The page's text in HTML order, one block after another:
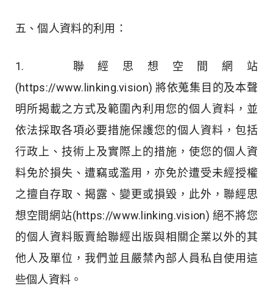
五、個人資料的利用：
1. 聯經思想空間網站
(https://www.linking.vision) 將依蒐集目的及本聲
明所揭載之方式及範圍內利用您的個人資料，並
依法採取各項必要措施保護您的個人資料，包括
行政上、技術上及實際上的措施，使您的個人資
料免於損失、遭竊或濫用，亦免於遭受未經授權
之擅自存取、揭露、變更或損毀，此外，聯經思
想空間網站(https://www.linking.vision) 絕不將您
的個人資料販賣給聯經出版與相關企業以外的其
他人及單位，我們並且嚴禁內部人員私自使用這
些個人資料。